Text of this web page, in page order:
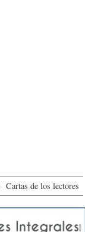
Cartas de los lectores